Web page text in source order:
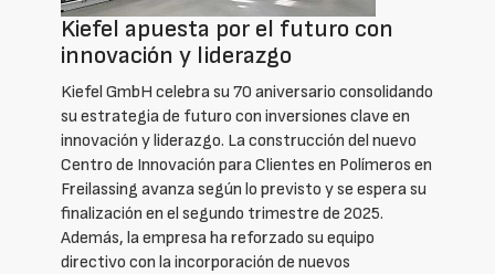
Kiefel apuesta por el futuro con
innovación y liderazgo
Kiefel GmbH celebra su 70 aniversario consolidando
su estrategia de futuro con inversiones clave en
innovación y liderazgo. La construcción del nuevo
Centro de Innovación para Clientes en Polímeros en
Freilassing avanza según lo previsto y se espera su
finalización en el segundo trimestre de 2025.
Además, la empresa ha reforzado su equipo
directivo con la incorporación de nuevos